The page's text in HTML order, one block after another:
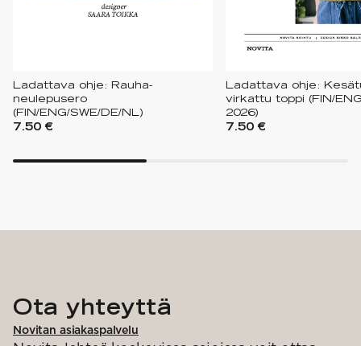
Ladattava ohje: Rauha-
neulepusero
(FIN/ENG/SWE/DE/NL)
7.50 €
Ladattava ohje:
virkattu toppi (FIN/
2026)
7.50 €
Ota yhteyttä
Novitan asiakaspalvelu